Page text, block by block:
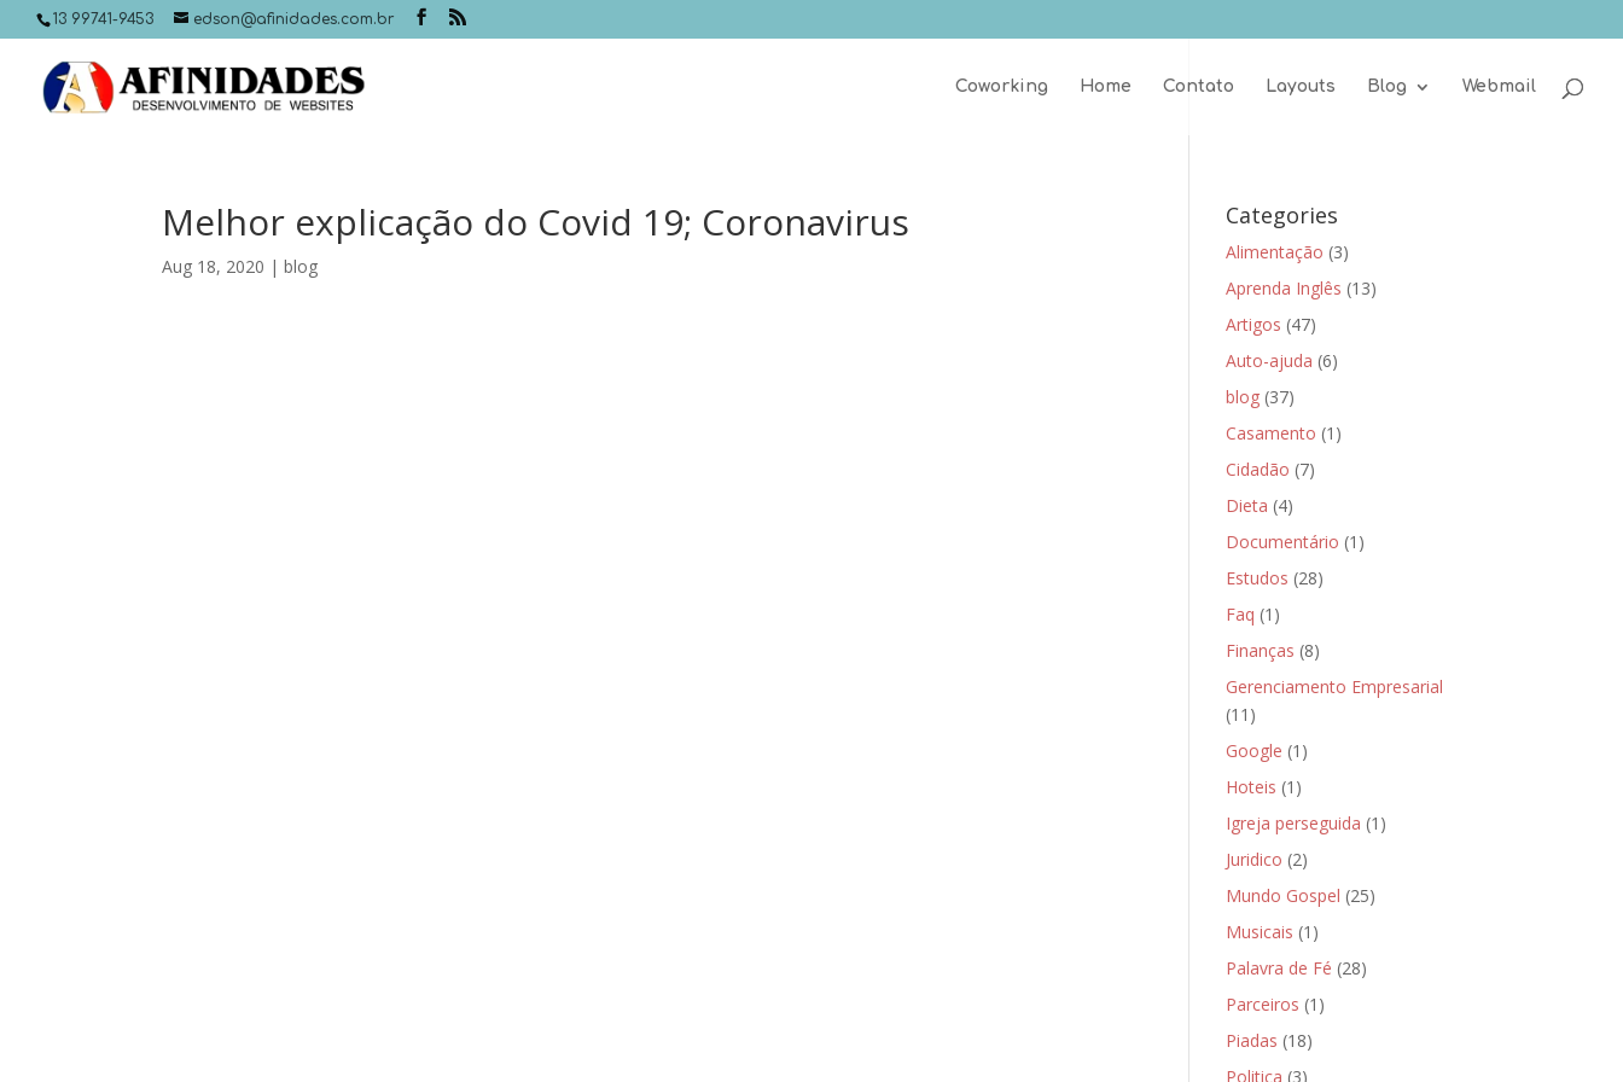
13 99741-9453 edson@afinidades.com.br
Coworking Home Contato Layouts Blog Webmail
Melhor explicação do Covid 19; Coronavirus
Aug 18, 2020 |blog
Categories
Alimentação (3)
Aprenda Inglês (13)
Artigos (47)
Auto-ajuda (6)
blog (37)
Casamento (1)
Cidadão (7)
Dieta (4)
Documentário (1)
Estudos (28)
Faq (1)
Finanças (8)
Gerenciamento Empresarial
(11)
Google (1)
Hoteis (1)
Igreja perseguida (1)
Juridico (2)
Mundo Gospel (25)
Musicais (1)
Palavra de Fé (28)
Parceiros (1)
Piadas (18)
Politica (3)